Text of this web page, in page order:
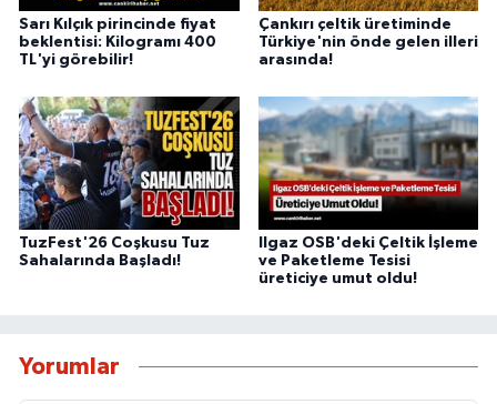
Sarı Kılçık pirincinde fiyat
beklentisi: Kilogramı 400
TL'yi görebilir!
Çankırı çeltik üretiminde
Türkiye'nin önde gelen illeri
arasında!
TuzFest'26 Coşkusu Tuz
Sahalarında Başladı!
Ilgaz OSB'deki Çeltik İşleme
ve Paketleme Tesisi
üreticiye umut oldu!
Yorumlar